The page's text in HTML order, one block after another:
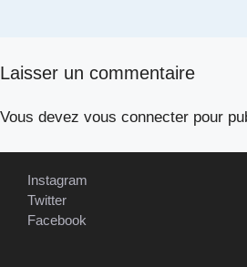
Laisser un commentaire
Vous devez vous connecter pour
Instagram
Twitter
Facebook